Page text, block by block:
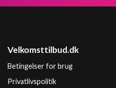
Velkomsttilbud.dk
Betingelser for brug
Privatlivspolitik